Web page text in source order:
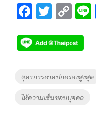
F
e
b
o
k
T
tt
er
C
p
y
Li
k
Tags
ตุลาการศาลปกครองสูงสุด
ให้ความเห็นชอบบุคคล